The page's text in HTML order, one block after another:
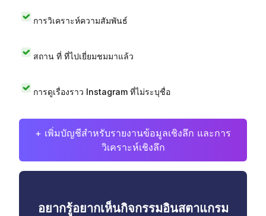
การวิเคราะห์ความสัมพันธ์
สถาน ที่ ที่ไปเยี่ยมชมมาแล้ว
การดูเรื่องราว Instagram ที่ไม่ระบุชื่อ
+ เพิ่มบัญชีสำหรับรายงานข้อมูลเชิงลึก และการ
วิเคราะห์เชิงลึก
อยากรู้อยากเห็นกิจกรรมอินสตาแกรม